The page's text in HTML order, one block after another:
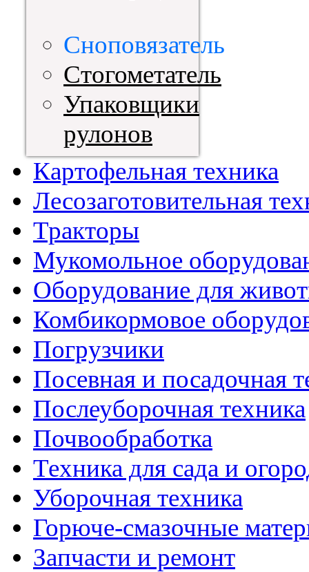
Сноповязатель
Стогометатель
Упаковщики
рулонов
Картофельная техника
Лесозаготовительная
Тракторы
Мукомольное
Оборудование для
Комбикормовое
Погрузчики
Посевная и посадочная
Послеуборочная техника
Почвообработка
Техника для сада и
Уборочная техника
Горюче-смазочные
Запчасти и ремонт